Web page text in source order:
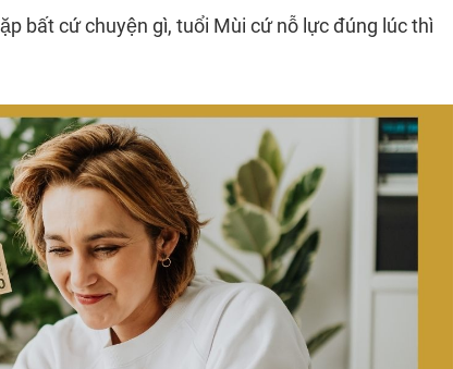
bất cứ chuyện gì, tuổi Mùi cứ nỗ lực đúng lúc thì